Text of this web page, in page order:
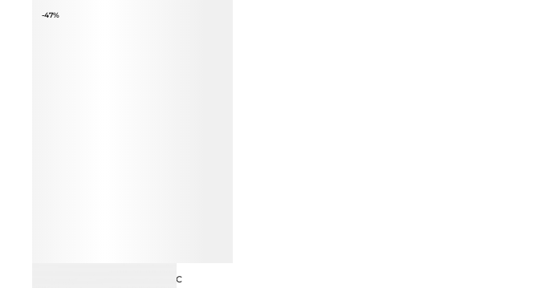
-47%
ЗАКОЛКА-КРАБ ДЛЯ ВОЛОС С